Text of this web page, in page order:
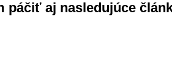
páčiť aj nasledujúce